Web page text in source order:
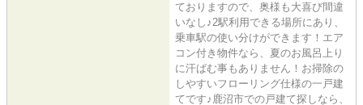
ておりますので、奥様も大喜び間違
いなし♪2駅利用できる場所にあり、
乗車駅の使い分けができます！エア
コン付き物件なら、夏のお風呂上り
に汗ばむ事もありません！お掃除の
しやすいフローリング仕様の一戸建
てです♪鹿沼市での戸建て探しなら、